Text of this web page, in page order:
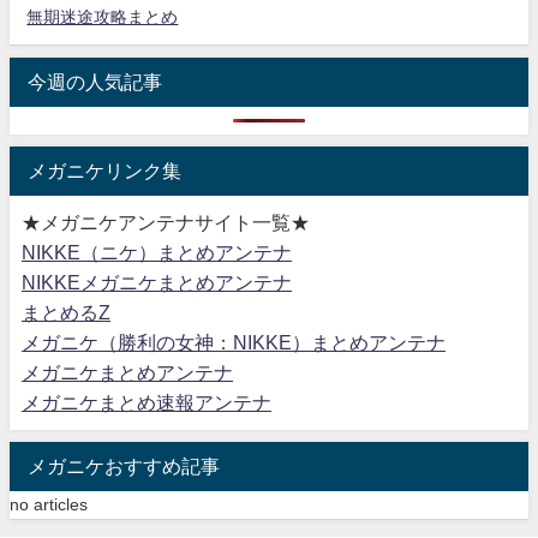
無期迷途攻略まとめ
今週の人気記事
メガニケリンク集
★メガニケアンテナサイト一覧★
NIKKE（ニケ）まとめアンテナ
NIKKEメガニケまとめアンテナ
まとめるZ
メガニケ（勝利の女神：NIKKE）まとめアンテナ
メガニケまとめアンテナ
メガニケまとめ速報アンテナ
メガニケおすすめ記事
no articles